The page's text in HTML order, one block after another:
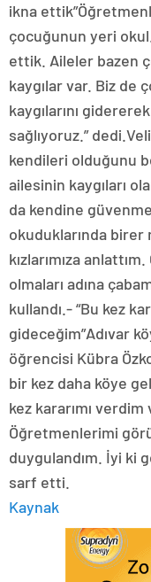
ikna
çocuğunun yeri
ettik. Aileler bazen
kaygılar var. Biz de
kaygılarını
sağlıyoruz.”
kendileri olduğunu
ailesinin kaygıları
da kendine
okuduklarında birer
kızlarımıza
olmaları adına
kullandı.- “Bu kez
gideceğim”Adıvar
öğrencisi Kübra
bir kez daha köye
kez kararımı
Öğretmenlerimi
duygulandım. İyi ki
sarf etti.
Kaynak